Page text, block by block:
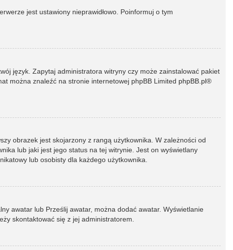
jest ustawiony nieprawidłowo. Poinformuj o tym
język. Zapytaj administratora witryny czy może zainstalować pakiet
można znaleźć na stronie internetowej phpBB Limited phpBB.pl®
obrazek jest skojarzony z rangą użytkownika. W zależności od
lub jaki jest jego status na tej witrynie. Jest on wyświetlany
lub osobisty dla każdego użytkownika.
awatar lub Prześlij awatar, można dodać awatar. Wyświetlanie
skontaktować się z jej administratorem.